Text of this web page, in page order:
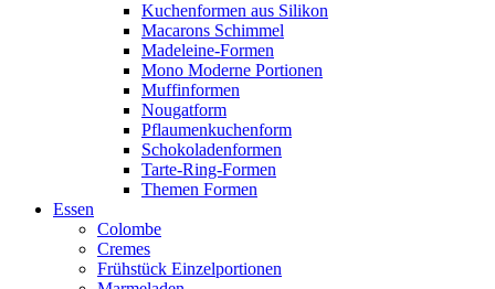
Kuchenformen aus Silikon
Macarons Schimmel
Madeleine-Formen
Mono Moderne Portionen
Muffinformen
Nougatform
Pflaumenkuchenform
Schokoladenformen
Tarte-Ring-Formen
Themen Formen
Essen
Colombe
Cremes
Frühstück Einzelportionen